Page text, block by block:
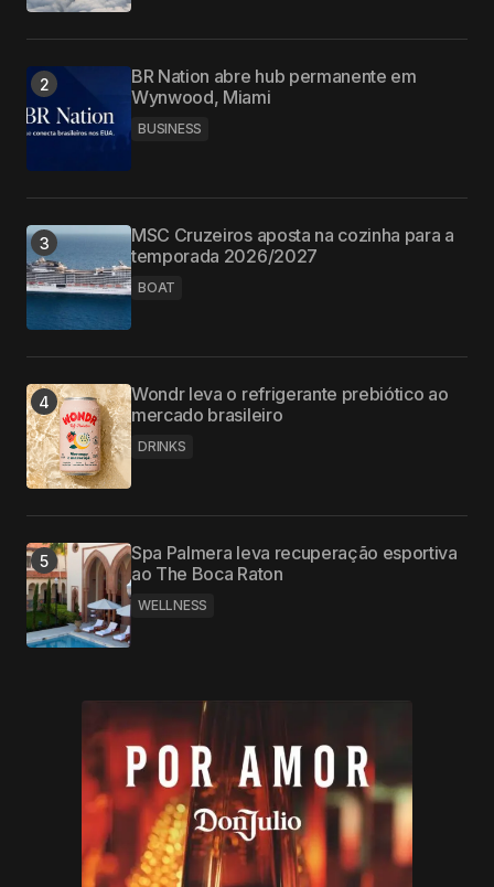
BR Nation abre hub permanente em
Wynwood, Miami
BUSINESS
MSC Cruzeiros aposta na cozinha para a
temporada 2026/2027
BOAT
Wondr leva o refrigerante prebiótico ao
mercado brasileiro
DRINKS
Spa Palmera leva recuperação esportiva
ao The Boca Raton
WELLNESS